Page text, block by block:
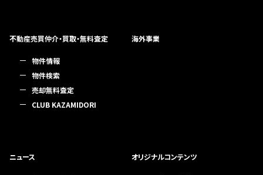
不動産売買仲介・買取・無料査定
物件情報
物件検索
売却無料査定
CLUB KAZAMIDORI
海外事業
ニュース オリジナルコンテンツ